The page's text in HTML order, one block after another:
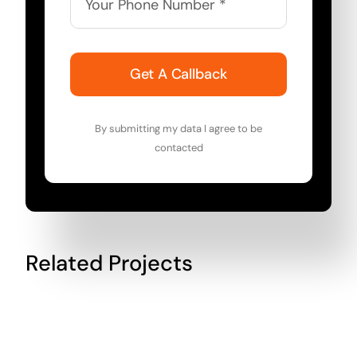
Get A Callback
By submitting my data I agree to be
contacted
Related Projects